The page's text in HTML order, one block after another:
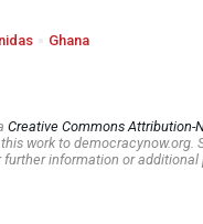
Ghana
Creative Commons Attribution-
work to
information or additional